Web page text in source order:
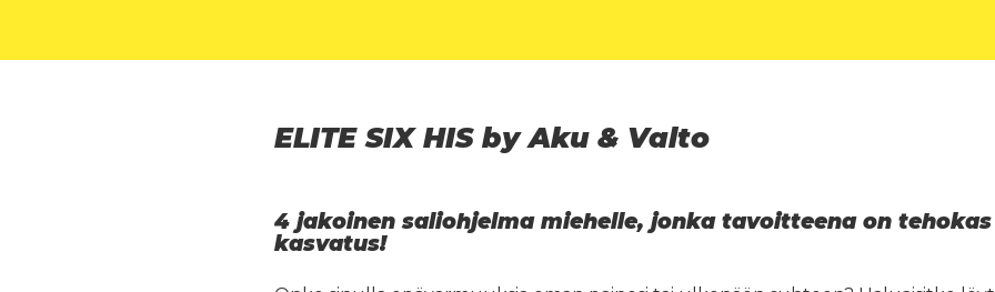
ELITE SIX HIS by Aku & Valto
4 jakoinen saliohjelma miehelle, jonka tavoitteena on
kasvatus!